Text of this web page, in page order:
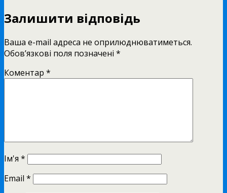
Залишити відповідь
Ваша e-mail адреса не оприлюднюватиметься.
Обов’язкові поля позначені *
Коментар *
Ім'я *
Email *